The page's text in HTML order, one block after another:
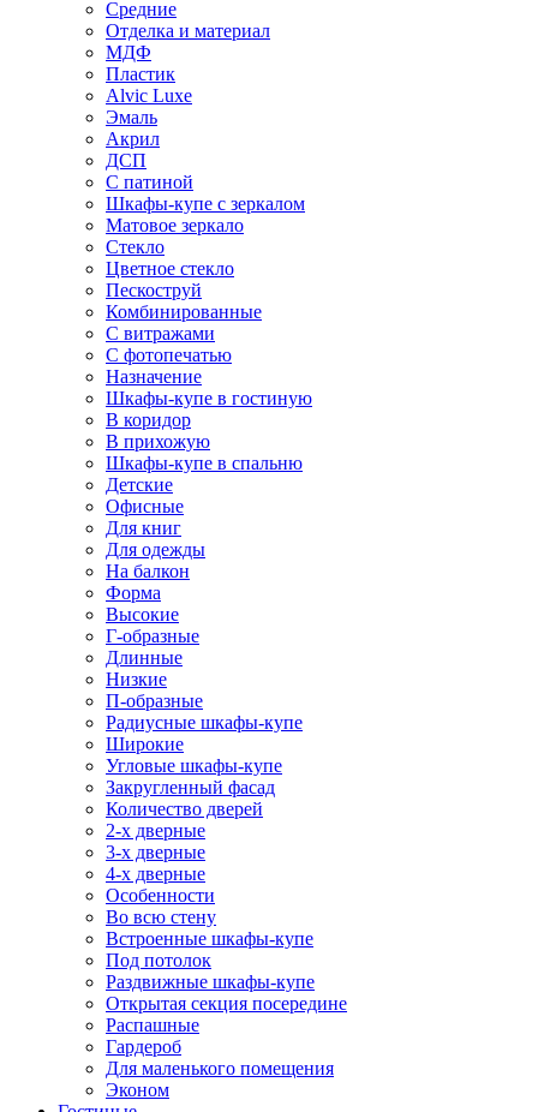
Средние
Отделка и материал
МДФ
Пластик
Alvic Luxe
Эмаль
Акрил
ДСП
С патиной
Шкафы-купе с зеркалом
Матовое зеркало
Стекло
Цветное стекло
Пескоструй
Комбинированные
С витражами
С фотопечатью
Назначение
Шкафы-купе в гостиную
В коридор
В прихожую
Шкафы-купе в спальню
Детские
Офисные
Для книг
Для одежды
На балкон
Форма
Высокие
Г-образные
Длинные
Низкие
П-образные
Радиусные шкафы-купе
Широкие
Угловые шкафы-купе
Закругленный фасад
Количество дверей
2-х дверные
3-х дверные
4-х дверные
Особенности
Во всю стену
Встроенные шкафы-купе
Под потолок
Раздвижные шкафы-купе
Открытая секция посередине
Распашные
Гардероб
Для маленького помещения
Эконом